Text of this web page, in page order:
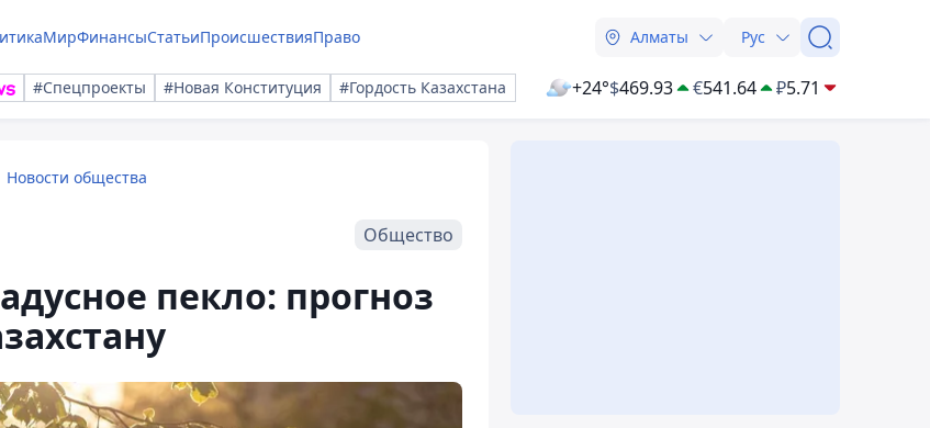
МирФинансыСтатьиПроисшествияПраво Алматы Рус
#Спецпроекты #Новая Конституция #Гордость Казахстана +24°$469.93 €541.64 ₽5.71
Новости общества
Общество
пекло: прогноз